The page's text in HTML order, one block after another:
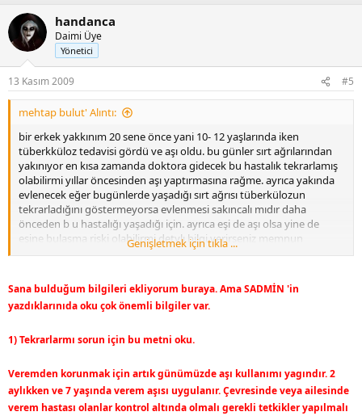
handanca
Daimi Üye
Yönetici
13 Kasım 2009 #5
mehtap bulut' Alıntı:
bir erkek yakkınım 20 sene önce yani 10- 12 yaşlarında iken
tüberkküloz tedavisi gördü ve aşı oldu. bu günler sırt ağrılarından
yakınıyor en kısa zamanda doktora gidecek bu hastalık tekrarlamış
olabilirmi yıllar öncesinden aşı yaptırmasına rağme. ayrıca yakında
evlenecek eğer bugünlerde yaşadığı sırt ağrısı tüberkülozun
tekrarladığını göstermeyorsa evlenmesi sakıncalı mıdır daha
önceden b u hastalığı yaşadığı için. ayrıca eşi de aşı olsa yine de
eşine bulaşma riski olabilirmi detylı bilgi verirseniz memnun
olurum.. şimdiden teşekkürler
Genişletmek için tıkla ...
Sana bulduğum bilgileri ekliyorum buraya. Ama SADMİN 'in
yazdıklarınıda oku çok önemli bilgiler var.
1) Tekrarlarmı sorun için bu metni oku.
Veremden korunmak için artık günümüzde aşı kullanımı yagındır. 2
aylıkken ve 7 yaşında verem aşısı uygulanır. Çevresinde veya ailesinde
verem hastası olanlar kontrol altında olmalı gerekli tetkikler yapılmalı